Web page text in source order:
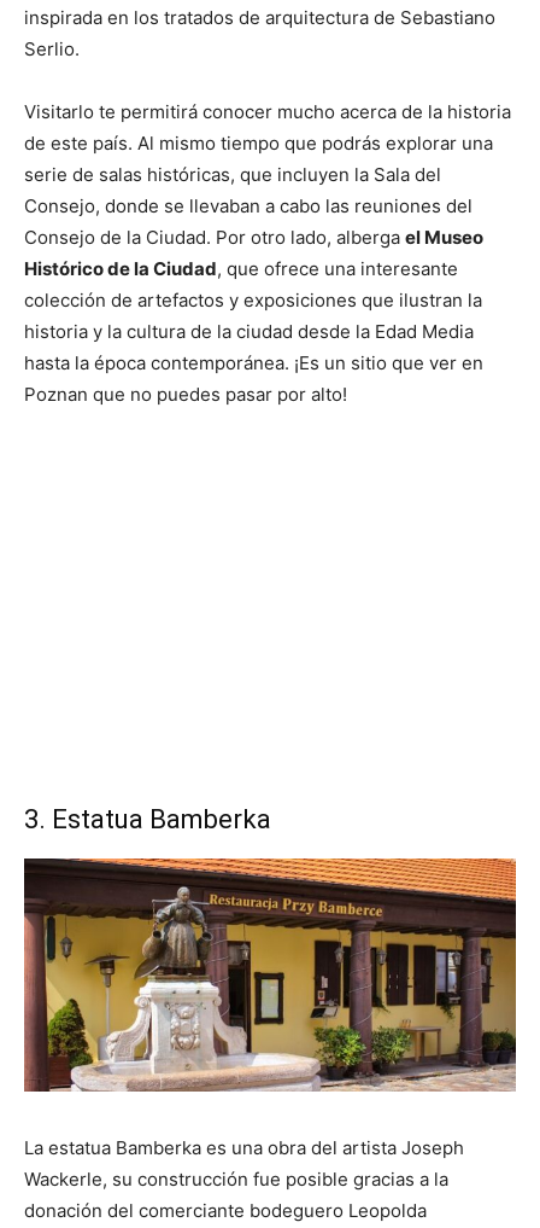
inspirada en los tratados de arquitectura de Sebastiano
Serlio.
Visitarlo te permitirá conocer mucho acerca de la historia
de este país. Al mismo tiempo que podrás explorar una
serie de salas históricas, que incluyen la Sala del
Consejo, donde se llevaban a cabo las reuniones del
Consejo de la Ciudad. Por otro lado, alberga el Museo
Histórico de la Ciudad, que ofrece una interesante
colección de artefactos y exposiciones que ilustran la
historia y la cultura de la ciudad desde la Edad Media
hasta la época contemporánea. ¡Es un sitio que ver en
Poznan que no puedes pasar por alto!
3. Estatua Bamberka
La estatua Bamberka es una obra del artista Joseph
Wackerle, su construcción fue posible gracias a la
donación del comerciante bodeguero Leopolda